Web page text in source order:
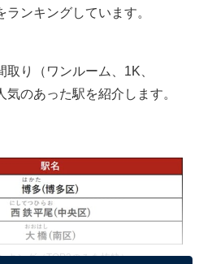
ンキングしています。
り（ワンルーム、1K、
のあった駅を紹介します。
キング（TOP3のみを抜粋）